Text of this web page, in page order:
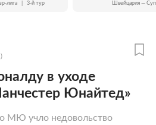
лига 3-й тур Швейцария —
в уходе
Юнайтед»
МЮ учло недовольство